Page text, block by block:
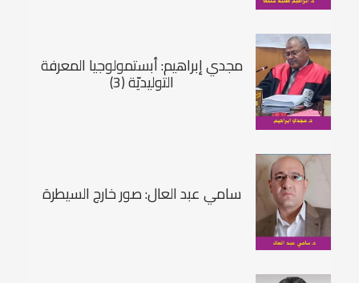
مجدي إبراهيم: أبستمولوجيا المعرفة
التوليديّة (3)
سامي عبد العال: صور خارج السيطرة